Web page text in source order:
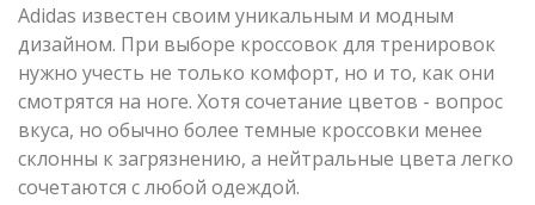
Adidas известен своим уникальным и модным
дизайном. При выборе кроссовок для тренировок
нужно учесть не только комфорт, но и то, как они
смотрятся на ноге. Хотя сочетание цветов - вопрос
вкуса, но обычно более темные кроссовки менее
склонны к загрязнению, а нейтральные цвета легко
сочетаются с любой одеждой.